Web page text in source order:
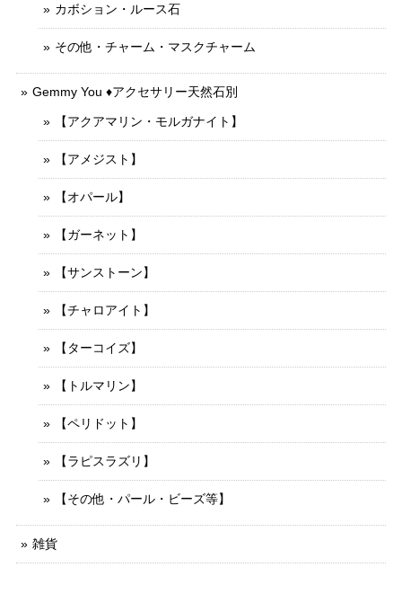
カボション・ルース石
その他・チャーム・マスクチャーム
Gemmy You ♦︎アクセサリー天然石別
【アクアマリン・モルガナイト】
【アメジスト】
【オパール】
【ガーネット】
【サンストーン】
【チャロアイト】
【ターコイズ】
【トルマリン】
【ペリドット】
【ラピスラズリ】
【その他・パール・ビーズ等】
雑貨